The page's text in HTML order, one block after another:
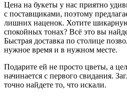
Цена на букеты у нас приятно
с поставщиками, поэтому
лишних наценок. Хотите
спокойных тонах? Всё это вы
Быстрая доставка по столице
нужное время и в нужном месте.
Подарите ей не просто цветы, а
начинается с первого свидания.
точно найдете то, что искали.